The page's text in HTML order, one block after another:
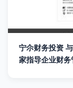
宁尒财务投资
家指导企业财